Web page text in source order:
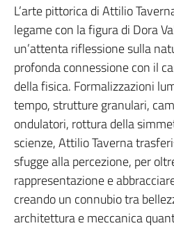
L’arte pittorica di Attilio
legame con la figura di Dora
un’attenta riflessione sulla
profonda connessione con il
della fisica. Formalizzazioni
tempo, strutture granulari,
ondulatori, rottura della
scienze, Attilio Taverna
sfugge alla percezione, per
rappresentazione e
creando un connubio tra
architettura e meccanica